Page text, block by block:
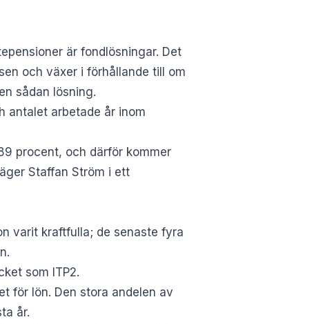
är fondlösningar. Det
och växer i förhållande till om
sådan lösning.
antalet arbetade år inom
procent, och därför kommer
Staffan Ström i ett
varit kraftfulla; de senaste fyra
som ITP2.
för lön. Den stora andelen av
år.